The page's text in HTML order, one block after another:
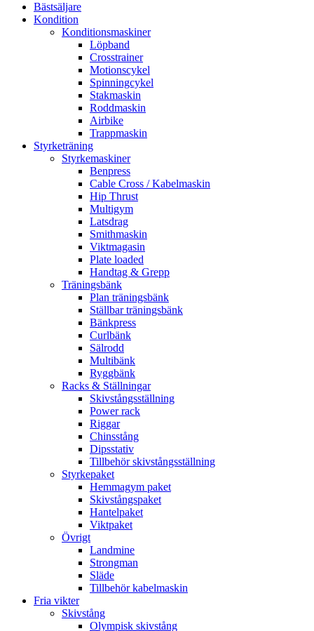
Bästsäljare
Kondition
Konditionsmaskiner
Löpband
Crosstrainer
Motionscykel
Spinningcykel
Stakmaskin
Roddmaskin
Airbike
Trappmaskin
Styrketräning
Styrkemaskiner
Benpress
Cable Cross / Kabelmaskin
Hip Thrust
Multigym
Latsdrag
Smithmaskin
Viktmagasin
Plate loaded
Handtag & Grepp
Träningsbänk
Plan träningsbänk
Ställbar träningsbänk
Bänkpress
Curlbänk
Sälrodd
Multibänk
Ryggbänk
Racks & Ställningar
Skivstångsställning
Power rack
Riggar
Chinsstång
Dipsstativ
Tillbehör skivstångsställning
Styrkepaket
Hemmagym paket
Skivstångspaket
Hantelpaket
Viktpaket
Övrigt
Landmine
Strongman
Släde
Tillbehör kabelmaskin
Fria vikter
Skivstång
Olympisk skivstång